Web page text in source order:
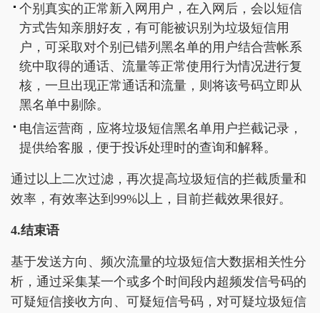
个别真实的正常新入网用户，在入网后，会以短信
方式告知亲朋好友，有可能被识别为垃圾短信用
户，可采取对个别已错列黑名单的用户结合营帐系
统中取得的通话、流量等正常使用行为情况进行复
核，一旦出现正常通话和流量，则将该号码立即从
黑名单中剔除。
电信运营商，应将垃圾短信黑名单用户拦截记录，
提供给客服，便于投诉处理时的查询和解释。
通过以上二次过滤，再次提高垃圾短信的拦截质量和
效率，有效率达到99%以上，目前拦截效果很好。
4.结束语
基于发送方向、频次流量的垃圾短信大数据相关性分
析，通过采集某一个或多个时间段内超频发信号码的
可疑短信接收方向、可疑短信号码，对可疑垃圾短信